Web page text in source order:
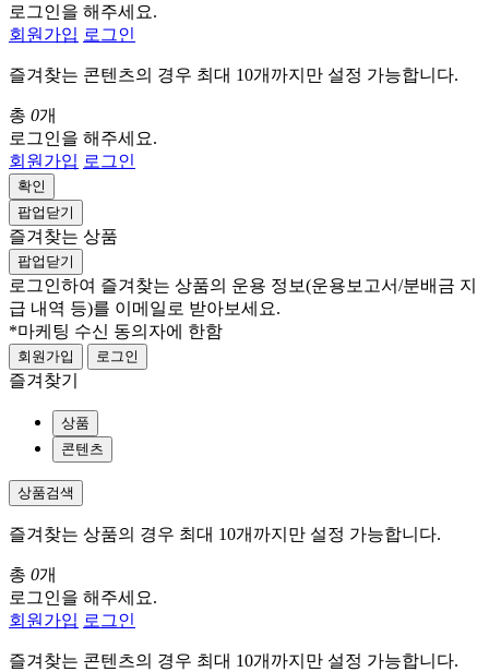
로그인을 해주세요.
회원가입 로그인
즐겨찾는 콘텐츠의 경우 최대 10개까지만 설정 가능합니다.
총 0개
로그인을 해주세요.
회원가입 로그인
확인
팝업닫기
즐겨찾는 상품
팝업닫기
로그인하여 즐겨찾는 상품의 운용 정보(운용보고서/분배금 지
급 내역 등)를 이메일로 받아보세요.
*마케팅 수신 동의자에 한함
회원가입 로그인
즐겨찾기
상품
콘텐츠
상품검색
즐겨찾는 상품의 경우 최대 10개까지만 설정 가능합니다.
총 0개
로그인을 해주세요.
회원가입 로그인
즐겨찾는 콘텐츠의 경우 최대 10개까지만 설정 가능합니다.